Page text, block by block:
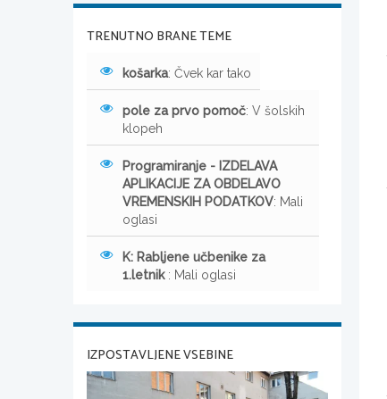
TRENUTNO BRANE TEME
košarka: Čvek kar tako
pole za prvo pomoč: V šolskih
klopeh
Programiranje - IZDELAVA
APLIKACIJE ZA OBDELAVO
VREMENSKIH PODATKOV: Mali
oglasi
K: Rabljene učbenike za
1.letnik : Mali oglasi
IZPOSTAVLJENE VSEBINE